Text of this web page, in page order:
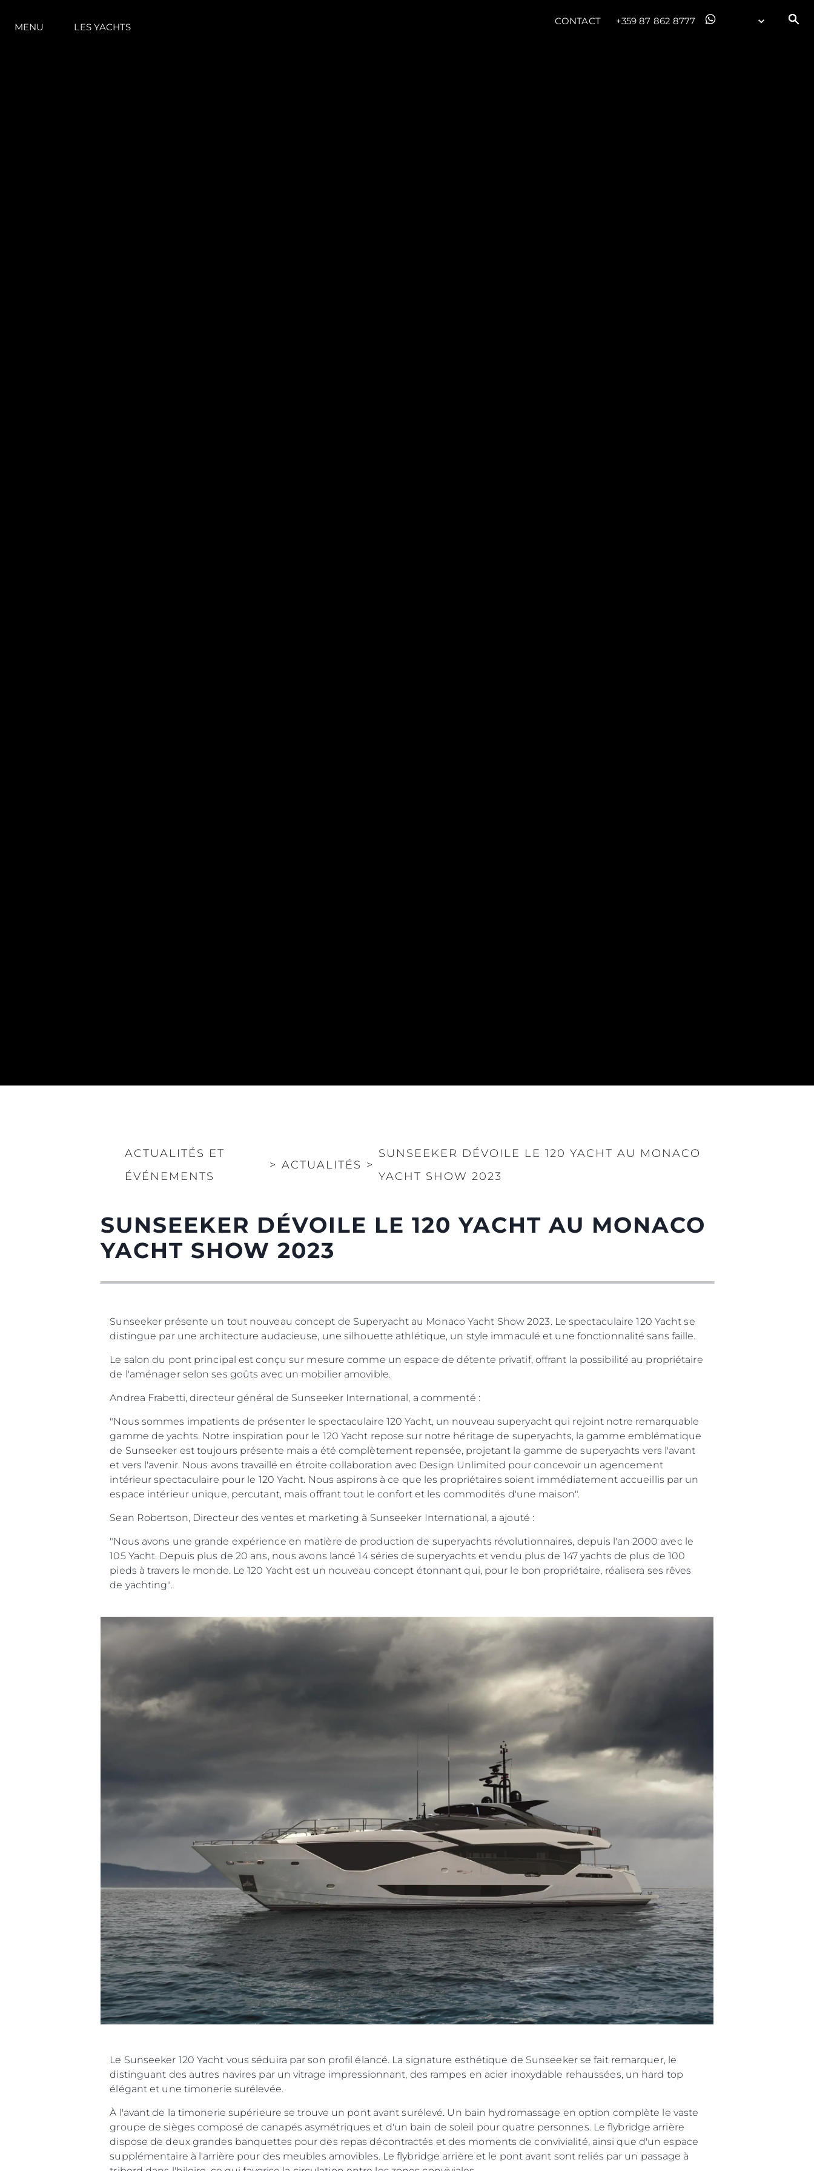
MENU LES YACHTS
CONTACT +359 87 862 8777
ACTUALITÉS ET
ÉVÉNEMENTS
> ACTUALITÉS >
SUNSEEKER DÉVOILE LE 120 YACHT AU MONACO
YACHT SHOW 2023
SUNSEEKER DÉVOILE LE 120 YACHT AU MONACO
YACHT SHOW 2023
Sunseeker présente un tout nouveau concept de Superyacht au Monaco Yacht Show 2023. Le spectaculaire 120 Yacht se
distingue par une architecture audacieuse, une silhouette athlétique, un style immaculé et une fonctionnalité sans faille.
Le salon du pont principal est conçu sur mesure comme un espace de détente privatif, offrant la possibilité au propriétaire
de l'aménager selon ses goûts avec un mobilier amovible.
Andrea Frabetti, directeur général de Sunseeker International, a commenté :
"Nous sommes impatients de présenter le spectaculaire 120 Yacht, un nouveau superyacht qui rejoint notre remarquable
gamme de yachts. Notre inspiration pour le 120 Yacht repose sur notre héritage de superyachts, la gamme emblématique
de Sunseeker est toujours présente mais a été complètement repensée, projetant la gamme de superyachts vers l'avant
et vers l'avenir. Nous avons travaillé en étroite collaboration avec Design Unlimited pour concevoir un agencement
intérieur spectaculaire pour le 120 Yacht. Nous aspirons à ce que les propriétaires soient immédiatement accueillis par un
espace intérieur unique, percutant, mais offrant tout le confort et les commodités d'une maison".
Sean Robertson, Directeur des ventes et marketing à Sunseeker International, a ajouté :
"Nous avons une grande expérience en matière de production de superyachts révolutionnaires, depuis l'an 2000 avec le
105 Yacht. Depuis plus de 20 ans, nous avons lancé 14 séries de superyachts et vendu plus de 147 yachts de plus de 100
pieds à travers le monde. Le 120 Yacht est un nouveau concept étonnant qui, pour le bon propriétaire, réalisera ses rêves
de yachting".
Le Sunseeker 120 Yacht vous séduira par son profil élancé. La signature esthétique de Sunseeker se fait remarquer, le
distinguant des autres navires par un vitrage impressionnant, des rampes en acier inoxydable rehaussées, un hard top
élégant et une timonerie surélevée.
À l'avant de la timonerie supérieure se trouve un pont avant surélevé. Un bain hydromassage en option complète le vaste
groupe de sièges composé de canapés asymétriques et d'un bain de soleil pour quatre personnes. Le flybridge arrière
dispose de deux grandes banquettes pour des repas décontractés et des moments de convivialité, ainsi que d'un espace
supplémentaire à l'arrière pour des meubles amovibles. Le flybridge arrière et le pont avant sont reliés par un passage à
Information
Plan Du Site
Contact
Préférences De Cookies
Droits Juridiques
POLITIQUE DE
CONFIDENTIALITÉ
LA CHARTE SUR
L'ESCLAVAGE MODERNE
La Société
Le Courtage
Charter - Location
Nouvelles
La Société
Style De Vie
Notre Héritage
Estimez Votre Bateau